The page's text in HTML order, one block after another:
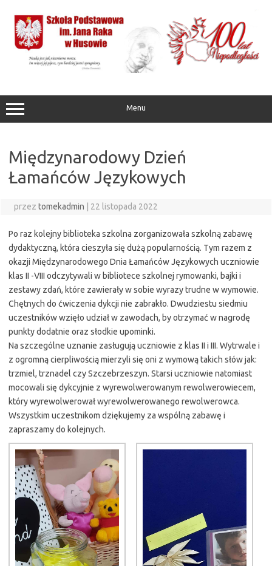
treści
Menu
Międzynarodowy Dzień
Łamańców Językowych
przez tomekadmin | 22 listopada 2022
Po raz kolejny biblioteka szkolna zorganizowała szkolną zabawę
dydaktyczną, która cieszyła się dużą popularnością. Tym razem z
okazji Międzynarodowego Dnia Łamańców Językowych uczniowie
klas II -VIII odczytywali w bibliotece szkolnej rymowanki, bajki i
zestawy zdań, które zawierały w sobie wyrazy trudne w wymowie.
Chętnych do ćwiczenia dykcji nie zabrakło. Dwudziestu siedmiu
uczestników wzięło udział w zawodach, by otrzymać w nagrodę
punkty dodatnie oraz słodkie upominki.
Na szczególne uznanie zasługują uczniowie z klas II i III. Wytrwale i
z ogromną cierpliwością mierzyli się oni z wymową takich słów jak:
trzmiel, trznadel czy Szczebrzeszyn. Starsi uczniowie natomiast
mocowali się dykcyjnie z wyrewolwerowanym rewolwerowiecem,
który wyrewolwerował wyrewolwerowanego rewolwerowca.
Wszystkim uczestnikom dziękujemy za wspólną zabawę i
zapraszamy do kolejnych.